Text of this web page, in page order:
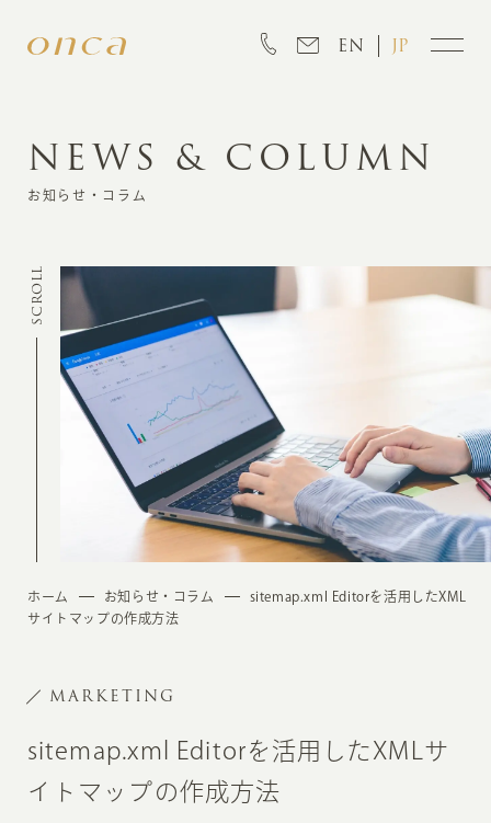
EN JP
INFORMATION
CREATION
MARKETING
NEWS & COLUMN
お知らせ・コラム
SCROLL
ホーム お知らせ・コラム
sitemap.xml Editorを活用したXML
サイトマップの作成方法
MARKETING
sitemap.xml Editorを活用したXMLサ
イトマップの作成方法